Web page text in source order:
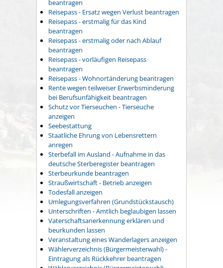
beantragen
Reisepass - Ersatz wegen Verlust beantragen
Reisepass - erstmalig für das Kind
beantragen
Reisepass - erstmalig oder nach Ablauf
beantragen
Reisepass - vorläufigen Reisepass
beantragen
Reisepass - Wohnortänderung beantragen
Rente wegen teilweiser Erwerbsminderung
bei Berufsunfähigkeit beantragen
Schutz vor Tierseuchen - Tierseuche
anzeigen
Seebestattung
Staatliche Ehrung von Lebensrettern
anregen
Sterbefall im Ausland - Aufnahme in das
deutsche Sterberegister beantragen
Sterbeurkunde beantragen
Straußwirtschaft - Betrieb anzeigen
Todesfall anzeigen
Umlegungsverfahren (Grundstückstausch)
Unterschriften - Amtlich beglaubigen lassen
Vaterschaftsanerkennung erklären und
beurkunden lassen
Veranstaltung eines Wanderlagers anzeigen
Wählerverzeichnis (Bürgermeisterwahl) -
Eintragung als Rückkehrer beantragen